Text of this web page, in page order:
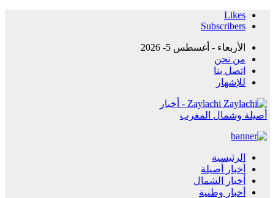
Likes
Subscribers
الأربعاء - أغسطس 5- 2026
من نحن
اتصل بنا
للإشهار
Zaylachi - أخبار
أصيلة وشمال المغرب
الرئيسية
أخبار أصيلة
أخبار الشمال
أخبار وطنية